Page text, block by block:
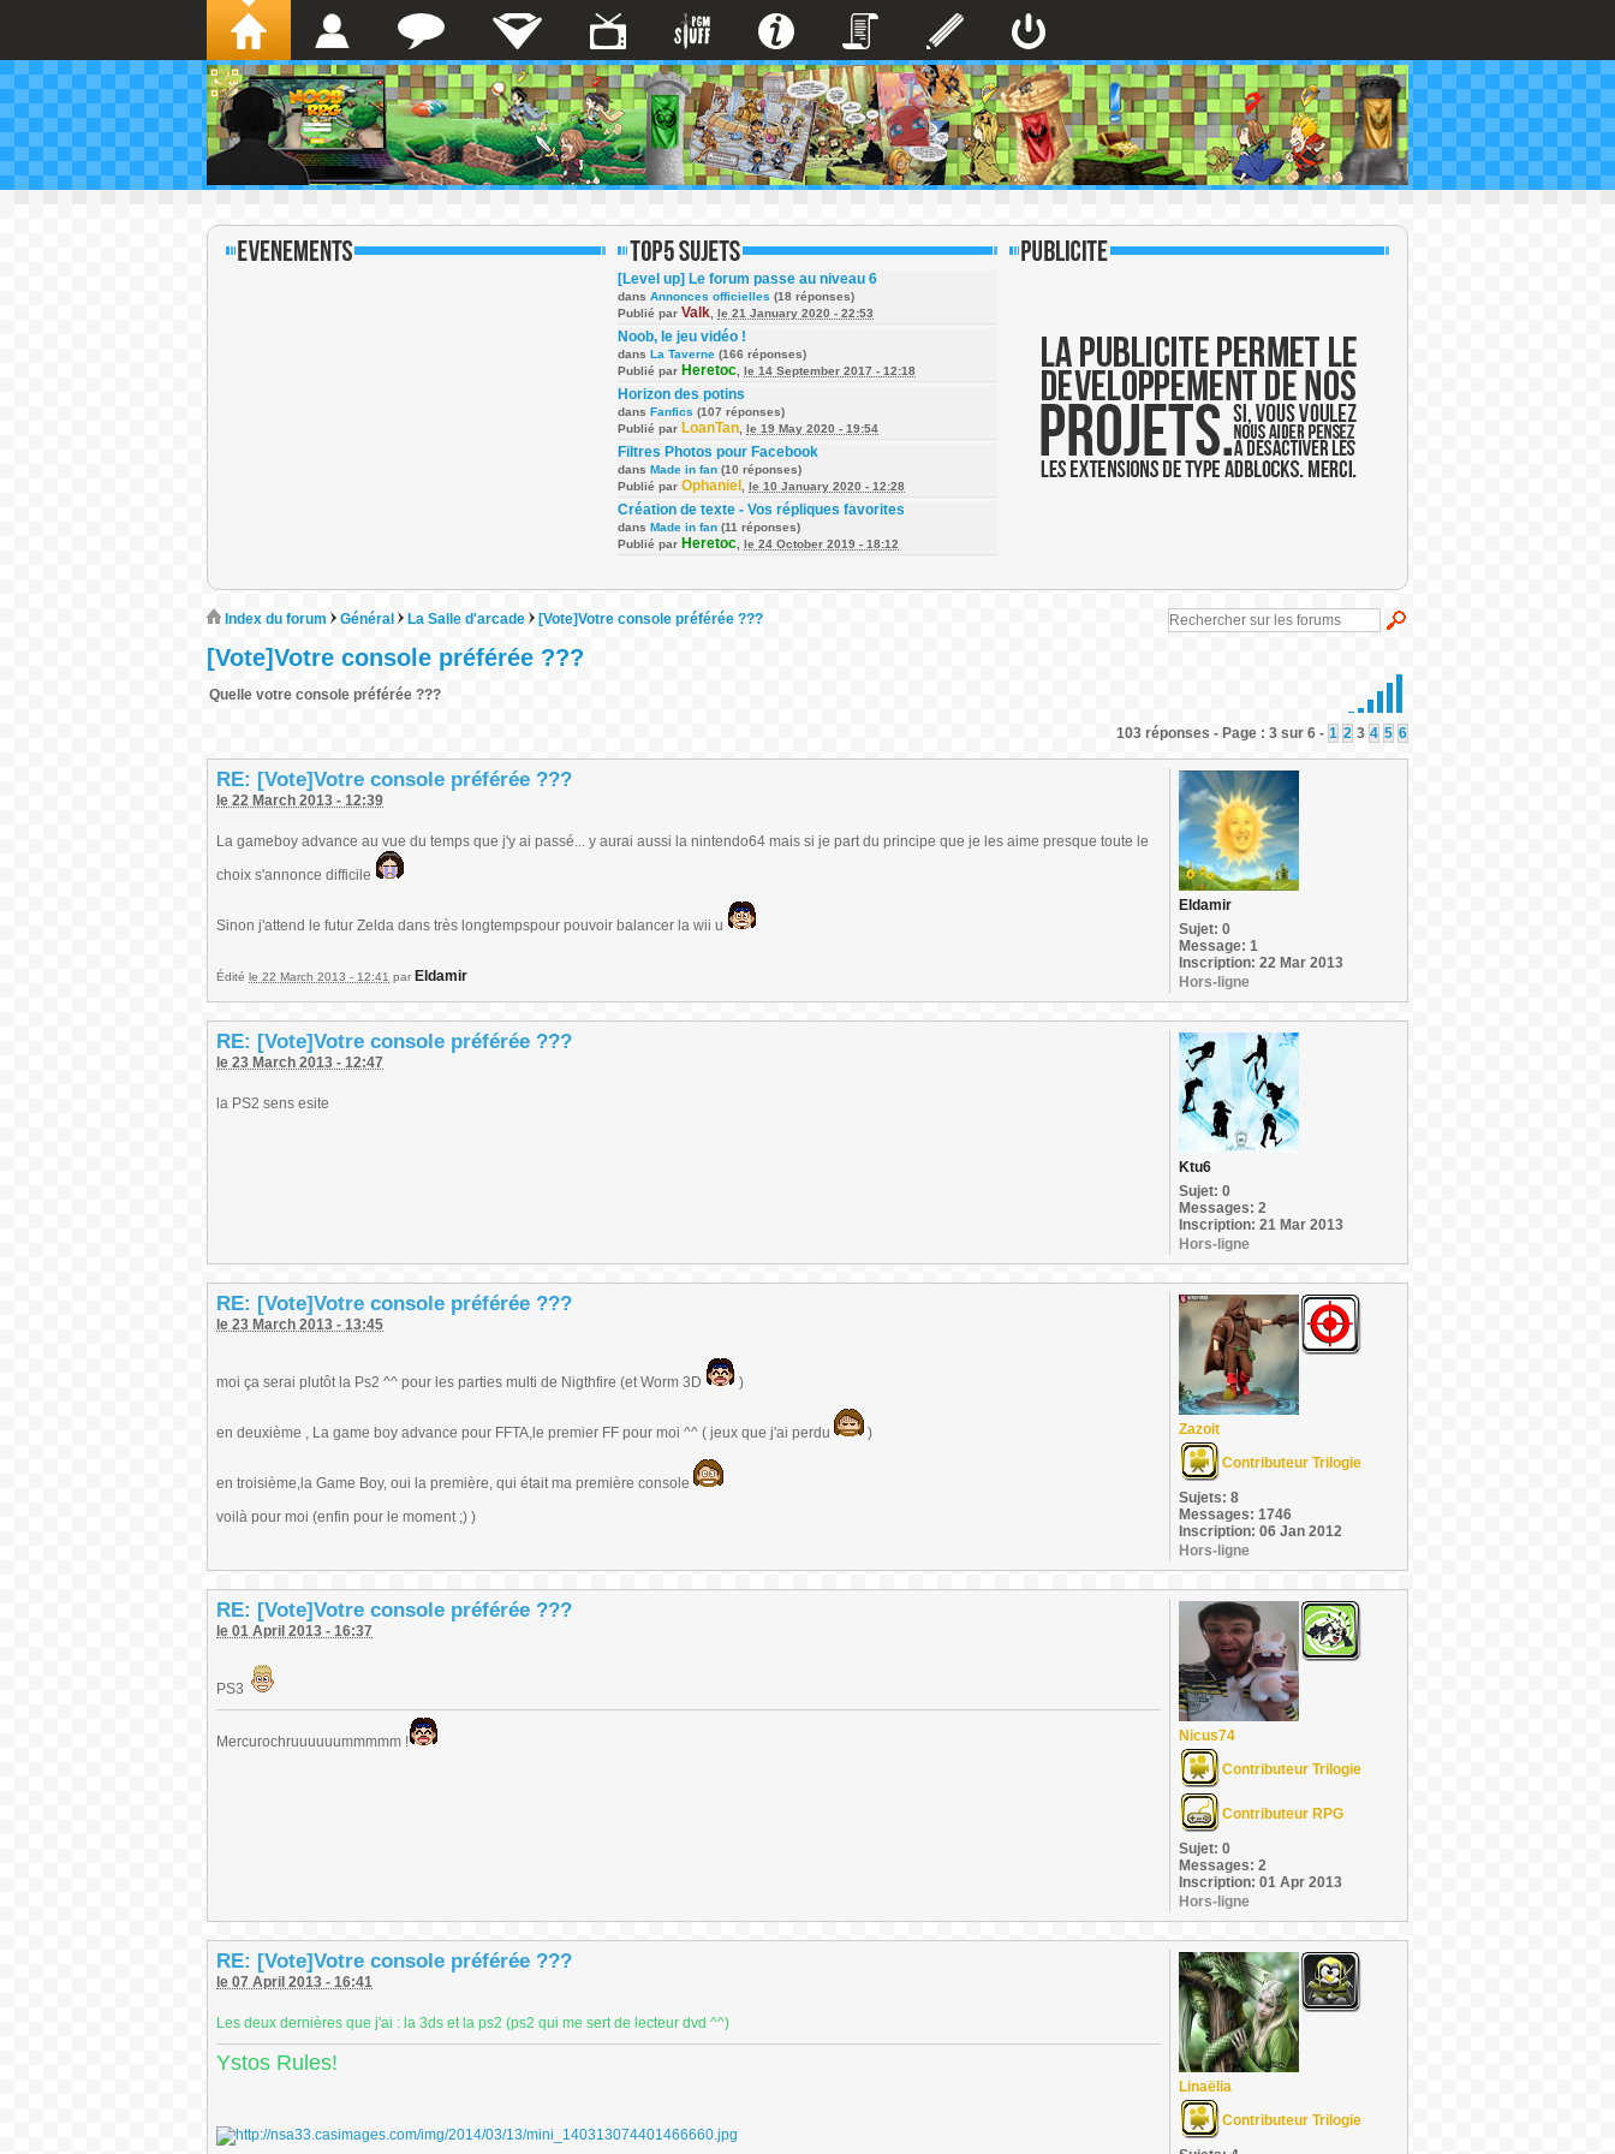
[Level up] Le forum passe au niveau 6
dans Annonces officielles (18 réponses)
Publié par Valk le 21 January 2020 - 22:53
Noob, le jeu vidéo !
dans La Taverne (166 réponses)
Publié par Heretoc le 14 September 2017 - 12:18
Horizon des potins
dans Fanfics (107 réponses)
Publié par LoanTan le 19 May 2020 - 19:54
Filtres Photos pour Facebook
dans Made in fan (10 réponses)
Publié par Ophaniel le 10 January 2020 - 12:28
Création de texte - Vos répliques favorites
dans Made in fan (11 réponses)
Publié par Heretoc le 24 October 2019 - 18:12
Index du forum Général La Salle d'arcade [Vote]Votre console préférée ???
[Vote]Votre console préférée ???
Quelle votre console préférée ???
103 réponses - Page : 3 sur 6 - 1 2 3 4 5 6
RE: [Vote]Votre console préférée ???
le 22 March 2013 - 12:39
La gameboy advance au vue du temps que j'y ai passé... y aurai aussi la nintendo64 mais si je part du principe que je les aime presque toute le
choix s'annonce difficile
Sinon j'attend le futur Zelda dans très longtempspour pouvoir balancer la wii u
Édité le 22 March 2013 - 12:41 par Eldamir
Eldamir
Sujet: 0
Message: 1
Inscription: 22 Mar 2013
Hors-ligne
RE: [Vote]Votre console préférée ???
le 23 March 2013 - 12:47
la PS2 sens esite
Ktu6
Sujet: 0
Messages: 2
Inscription: 21 Mar 2013
Hors-ligne
RE: [Vote]Votre console préférée ???
le 23 March 2013 - 13:45
moi ça serai plutôt la Ps2 ^^ pour les parties multi de Nigthfire (et Worm 3D )
en deuxième , La game boy advance pour FFTA,le premier FF pour moi ^^ ( jeux que j'ai perdu )
en troisième,la Game Boy, oui la première, qui était ma première console
voilà pour moi (enfin pour le moment ;) )
Zazoit
Contributeur Trilogie
Sujets: 8
Messages: 1746
Inscription: 06 Jan 2012
Hors-ligne
RE: [Vote]Votre console préférée ???
le 01 April 2013 - 16:37
PS3
Mercurochruuuuuummmmm !
Nicus74
Contributeur Trilogie
Contributeur RPG
Sujet: 0
Messages: 2
Inscription: 01 Apr 2013
Hors-ligne
RE: [Vote]Votre console préférée ???
le 07 April 2013 - 16:41
Les deux dernières que j'ai : la 3ds et la ps2 (ps2 qui me sert de lecteur dvd ^^)
Ystos Rules!
Linaëlia
Contributeur Trilogie